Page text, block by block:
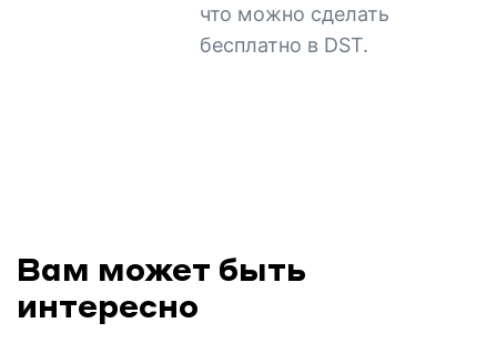
что можно сделать
бесплатно в DST.
Вам может быть
интересно